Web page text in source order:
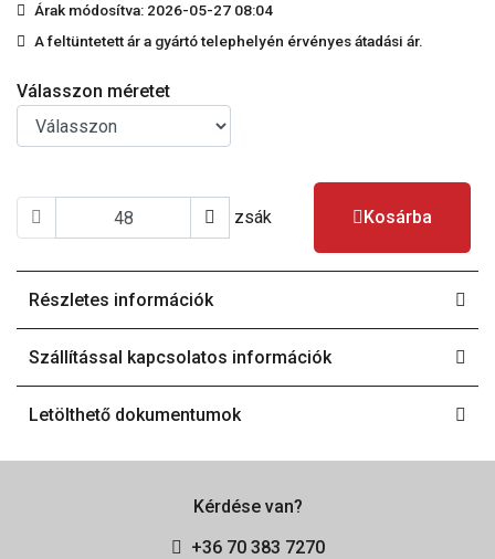
Árak módosítva: 2026-05-27 08:04
A feltüntetett ár a gyártó telephelyén érvényes átadási ár.
Válasszon méretet
zsák Kosárba
Részletes információk
Szállítással kapcsolatos információk
Letölthető dokumentumok
Kérdése van?
+36 70 383 7270